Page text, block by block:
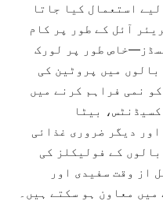
استعمال کیا جاتا
آئل کے طور پر کام
طور پر لورک
میں پروٹین کی
نمی فراہم کرنے میں
بیٹا
دیگر ضروری غذائی
کے فولیکلز کی
از وقت سفیدی اور
میں معاون ہو سکتے ہیں۔